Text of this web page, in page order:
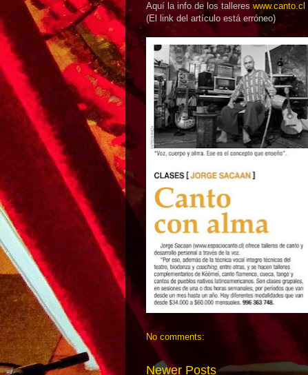
Aquí la info de los tallereswww.canto.cl
(El link del artículo está erróneo)
No comments:
Newer Posts